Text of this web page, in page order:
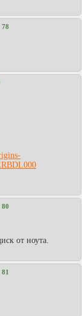
78
80
от ноута.
81